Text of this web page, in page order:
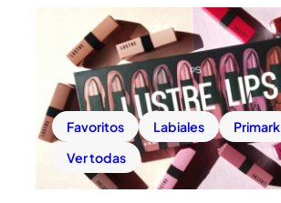
Favoritos Labiales
Primark
Ver todas